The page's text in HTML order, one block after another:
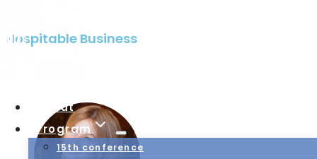
About
Program
15th conference
Hospitable Business